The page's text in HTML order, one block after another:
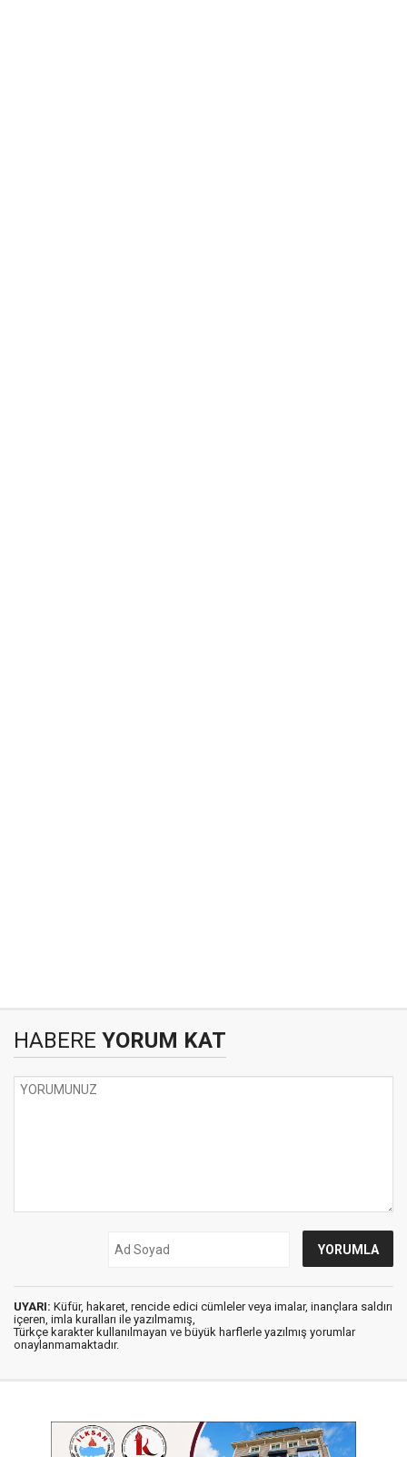
HABERE YORUM KAT
UYARI: Küfür, hakaret, rencide edici cümleler veya imalar, inançlara saldırı
içeren, imla kuralları ile yazılmamış,
Türkçe karakter kullanılmayan ve büyük harflerle yazılmış yorumlar
onaylanmamaktadır.